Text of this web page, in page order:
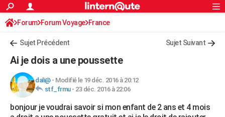
ACTUALITÉS
Politique
Société
Faits Divers
Education
Monde
Villes
+
FINANCE
Retraite
Impôts
Epargne
Immobilier
Risques naturels par ville
Banque
Assurance
Crédit
AUTO
Essais
Réserver un essai
Citadines
Berlines
SUV
Forum auto
+HIGH-TECH
S'inscrire
Connexion
Forum Forum Voyage France
Sujet Précédent Sujet Suivant
Ai je dois a une poussette
dali@- Modifié le 19 déc. 2016 à 20:12
stf_frmu- 23 déc. 2016 à 22:06
bonjour je voudrai savoir si mon enfant de 2 ans et 4 mois